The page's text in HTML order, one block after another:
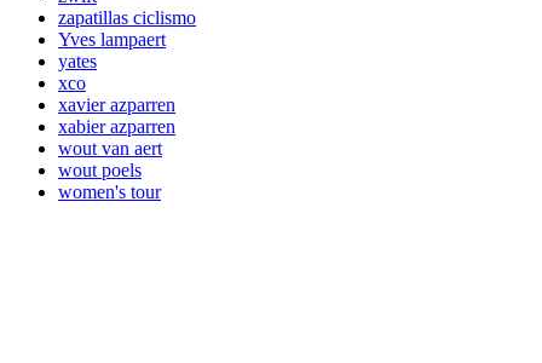
zapatillas ciclismo
Yves lampaert
yates
xco
xavier azparren
xabier azparren
wout van aert
wout poels
women's tour